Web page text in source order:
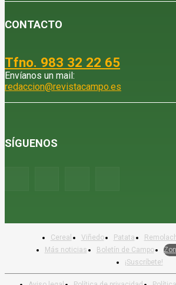
CONTACTO
Tfno. 983 32 22 65
Envíanos un mail:
redaccion@revistacampo.es
SÍGUENOS
Cereal Viñedo Patata
Más noticias
Boletín de Campo
¡Suscríbete!